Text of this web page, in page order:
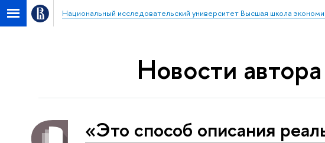
Национальный исследовательский университет Высшая школа
Новости
«Это способ описания